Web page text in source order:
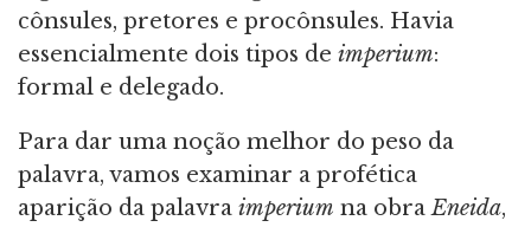
cônsules, pretores e procônsules. Havia
essencialmente dois tipos de imperium:
formal e delegado.
Para dar uma noção melhor do peso da
palavra, vamos examinar a profética
aparição da palavra imperium na obraEneida,